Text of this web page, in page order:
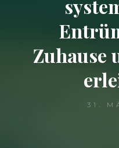
Zuhause
31.